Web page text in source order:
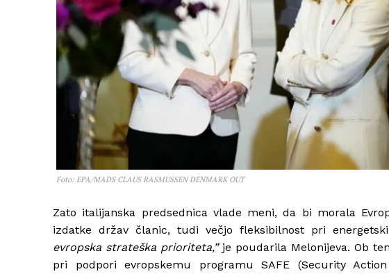
Foto: EPA/MADS CLAUS RASMUSSEN DENMARK OUT
Zato italijanska predsednica vlade meni, da bi morala
izdatke držav članic, tudi večjo fleksibilnost pri
evropska strateška prioriteta,”je poudarila Melonijeva. Ob
pri podpori evropskemu programu SAFE (Security